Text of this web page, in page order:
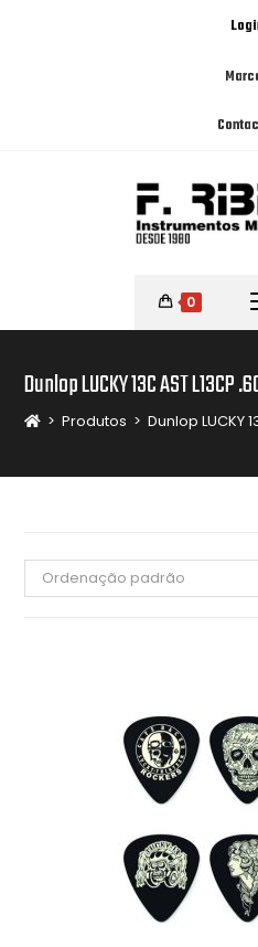
0
Dunlop LUCKY 13C AST L13CP
> Produtos > Dunlop LUCKY
Ordenação padrão